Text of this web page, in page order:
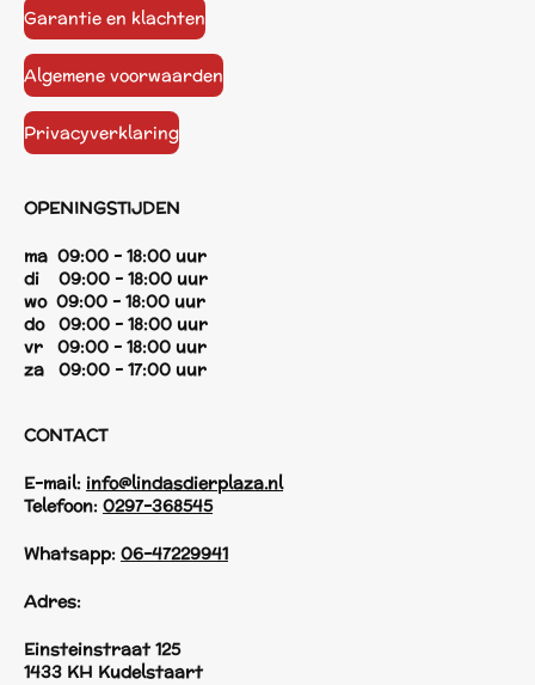
Garantie en klachten
Algemene voorwaarden
Privacyverklaring
OPENINGSTIJDEN
ma 09:00 - 18:00 uur
di 09:00 - 18:00 uur
wo 09:00 - 18:00 uur
do 09:00 - 18:00 uur
vr 09:00 - 18:00 uur
za 09:00 - 17:00 uur
CONTACT
E-mail: info@lindasdierplaza.nl
Telefoon: 0297-368545
Whatsapp: 06-47229941
Adres:
Einsteinstraat 125
1433 KH Kudelstaart